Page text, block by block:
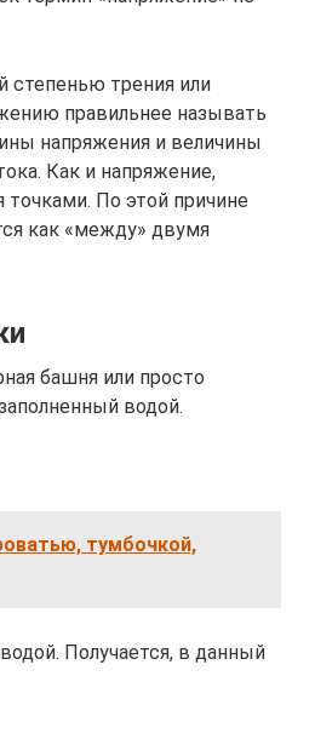
степенью трения или
правильнее называть
напряжения и величины
Как и напряжение,
По этой причине
как «между» двумя
башня или просто
водой.
тумбочкой,
Получается, в данный